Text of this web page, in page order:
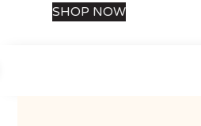
SHOP NOW